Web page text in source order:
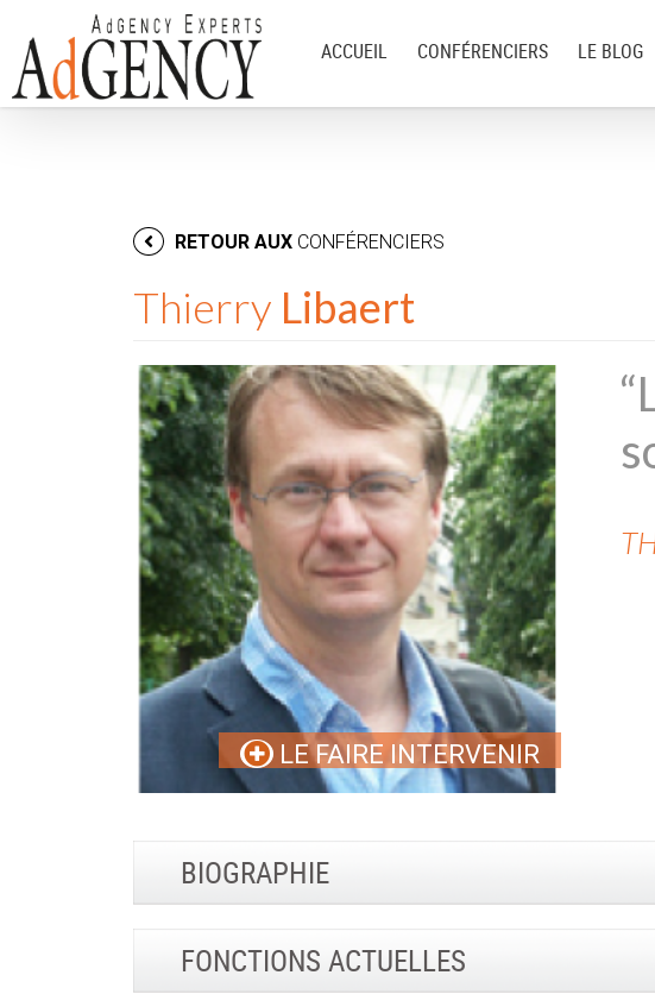
ACCUEIL CONFÉRENCIERS LE BLOG
RETOUR AUX CONFÉRENCIERS
Thierry Libaert
LE FAIRE INTERVENIR
BIOGRAPHIE
FONCTIONS ACTUELLES